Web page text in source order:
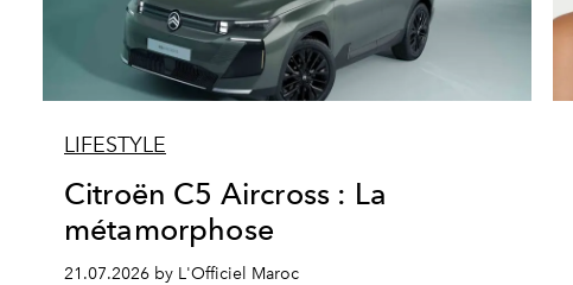
LIFESTYLE
Citroën C5 Aircross : La
métamorphose
21.07.2026 by L'Officiel Maroc